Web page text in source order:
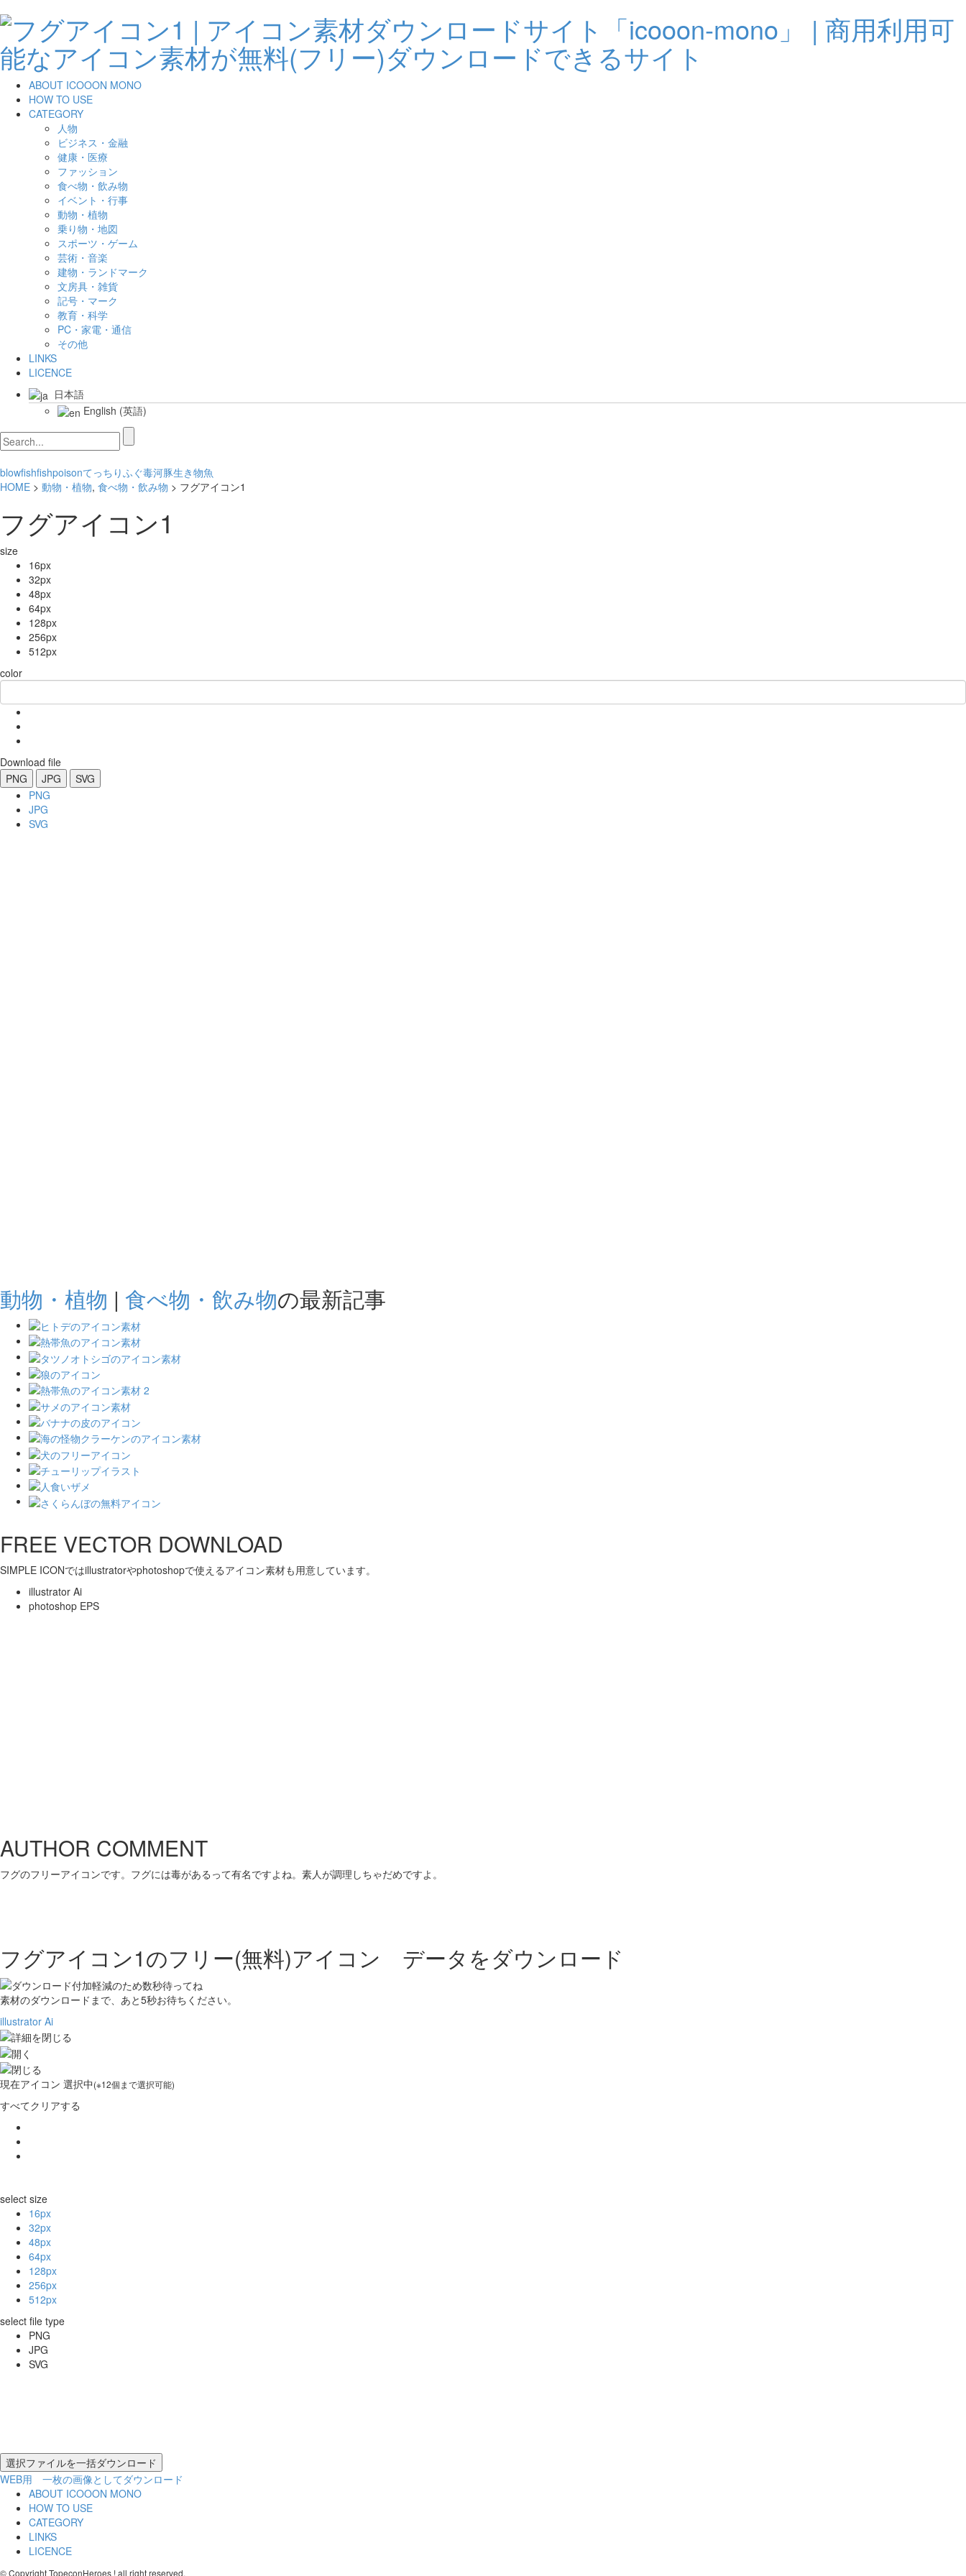
ABOUT ICOOON MONO
HOW TO USE
CATEGORY
人物
ビジネス・金融
健康・医療
ファッション
食べ物・飲み物
イベント・行事
動物・植物
乗り物・地図
スポーツ・ゲーム
芸術・音楽
建物・ランドマーク
文房具・雑貨
記号・マーク
教育・科学
PC・家電・通信
その他
LINKS
LICENCE
日本語
English (英語)
blowfishfishpoisonてっちりふぐ毒河豚生き物魚
HOME > 動物・植物, 食べ物・飲み物 > フグアイコン1
フグアイコン1
size
16px
32px
48px
64px
128px
256px
512px
color
Download file
PNG
JPG
SVG
PNG
JPG
SVG
動物・植物 | 食べ物・飲み物の最新記事
FREE VECTOR DOWNLOAD
SIMPLE ICONではillustratorやphotoshopで使えるアイコン素材も用意しています。
illustrator Ai
photoshop EPS
AUTHOR COMMENT
フグのフリーアイコンです。フグには毒があるって有名ですよね。素人が調理しちゃだめですよ。
フグアイコン1のフリー(無料)アイコン データをダウンロード
素材のダウンロードまで、あと5秒お待ちください。
illustrator Ai
現在アイコン 選択中(※12個まで選択可能)
すべてクリアする
select size
16px
32px
48px
64px
128px
256px
512px
select file type
PNG
JPG
SVG
WEB用 一枚の画像としてダウンロード
ABOUT ICOOON MONO
HOW TO USE
CATEGORY
LINKS
LICENCE
© Copyright TopeconHeroes ! all right reserved.